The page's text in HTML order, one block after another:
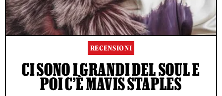
RECENSIONI
CI SONO I GRANDI DEL SOUL E
POI C’È MAVIS STAPLES